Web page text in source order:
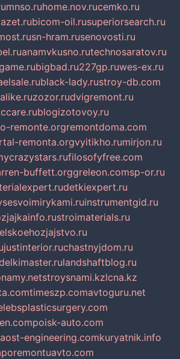
mnso.ruhome.nov.rucemko.ru
bicom-oil.rusuperiorsearch.ru
sn-hram.rusenovosti.ru
anamvkusno.rutechnosaratov.ru
bigbad.ru227gp.ruwes-ex.ru
black-lady.rustroy-db.com
zozor.rudvigremont.ru
blogizotovoy.ru
o-remonte.orgremontdoma.com
remonta.orgvyitikho.rumirjon.ru
filosofyfree.com
buffett.orggreleon.comsp-or.ru
detkiexpert.ru
instrumentgid.ru
stroimaterials.ru
justinterior.ruchastnyjdom.ru
landshaftblog.ru
stroysnami.kzlcna.kz
timeszp.comavtoguru.net
poisk-auto.com
ost-engineering.comkuryatnik.info
poremontuavto.com